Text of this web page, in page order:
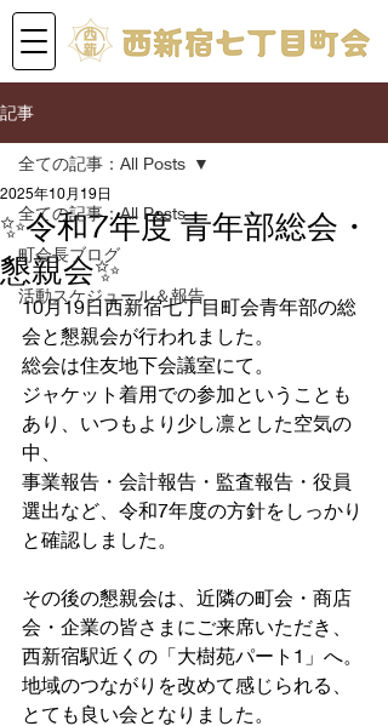
記事
全ての記事：All Posts
町会長ブログ
活動スケジュール＆報告
全ての記事：All Posts
✨令和7年度 青年部総会・
懇親会✨
2025年10月19日
10月19日西新宿七丁目町会青年部の総
会と懇親会が行われました。
総会は住友地下会議室にて。
ジャケット着用での参加ということも
あり、いつもより少し凛とした空気の
中、
事業報告・会計報告・監査報告・役員
選出など、令和7年度の方針をしっかり
と確認しました。
その後の懇親会は、近隣の町会・商店
会・企業の皆さまにご来席いただき、
西新宿駅近くの「大樹苑パート1」へ。
地域のつながりを改めて感じられる、
とても良い会となりました。